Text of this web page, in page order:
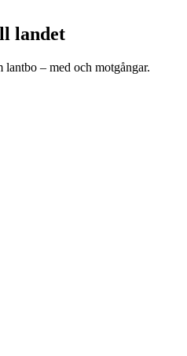
landet
– med och motgångar.